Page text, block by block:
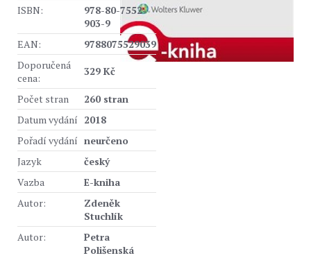
ISBN:
978-80-7552-
903-9
EAN:
9788075529039
Doporučená
cena:
329 Kč
Počet stran
260 stran
Datum vydání 2018
Pořadí vydání neurčeno
Jazyk
český
Vazba
E-kniha
Autor:
Zdeněk
Stuchlík
Autor:
Petra
Polišenská